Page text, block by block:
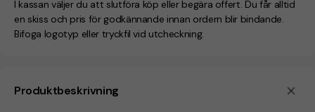
Produktbeskrivning
I kassan väljer du att slutföra köp eller begära offert. Du får alltid
en skiss och pris för godkännande innan ordern blir bindande.
Bifoga logotyp eller tryckfil vid utcheckning.